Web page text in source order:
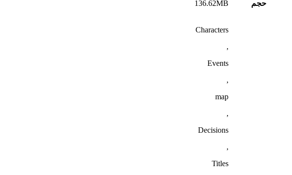
حجم 136.62MB
Characters
,
Events
,
map
,
Decisions
,
Titles